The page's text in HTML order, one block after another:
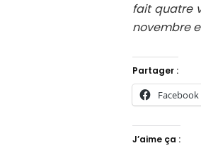
fait quatre
novembre
Partager :
Facebook
J’aime ça :